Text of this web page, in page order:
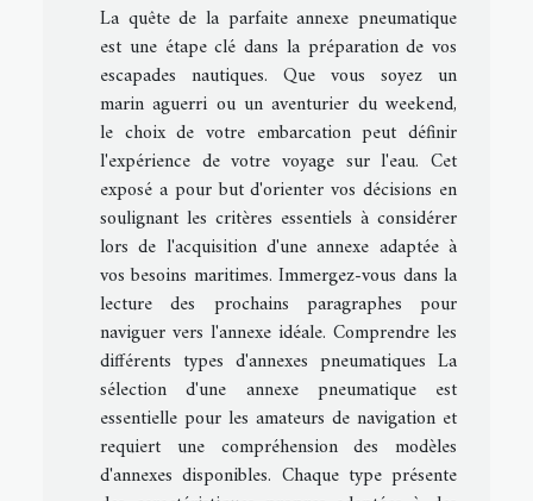
La quête de la parfaite annexe pneumatique
est une étape clé dans la préparation de vos
escapades nautiques. Que vous soyez un
marin aguerri ou un aventurier du weekend,
le choix de votre embarcation peut définir
l'expérience de votre voyage sur l'eau. Cet
exposé a pour but d'orienter vos décisions en
soulignant les critères essentiels à considérer
lors de l'acquisition d'une annexe adaptée à
vos besoins maritimes. Immergez-vous dans la
lecture des prochains paragraphes pour
naviguer vers l'annexe idéale. Comprendre les
différents types d'annexes pneumatiques La
sélection d'une annexe pneumatique est
essentielle pour les amateurs de navigation et
requiert une compréhension des modèles
d'annexes disponibles. Chaque type présente